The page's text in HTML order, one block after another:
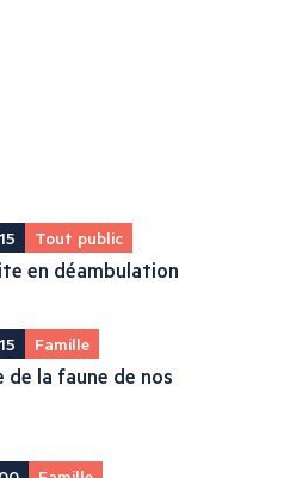
Tout public
en déambulation
Famille
de la faune de nos